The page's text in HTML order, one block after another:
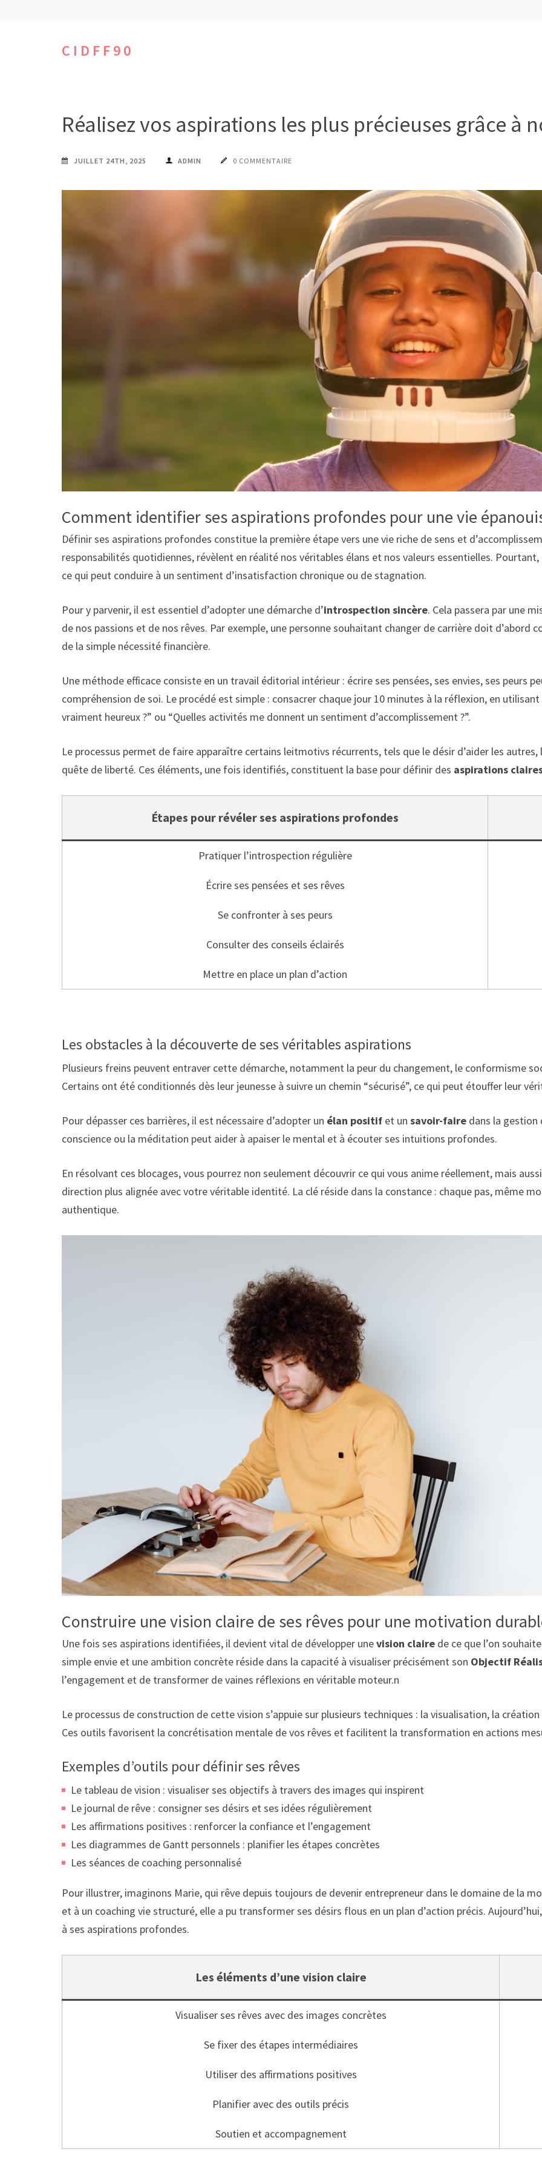
CIDFF90
Réalisez vos aspirations les plus précieuses grâce à
JUILLET 24TH, 2025 ADMIN 0 COMMENTAIRE
Comment identifier ses aspirations profondes pour une vie
Définir ses aspirations profondes constitue la première étape vers une vie riche de sens et
responsabilités quotidiennes, révèlent en réalité nos véritables élans et nos valeurs essentielles.
ce qui peut conduire à un sentiment d’insatisfaction chronique ou de stagnation.
Pour y parvenir, il est essentiel d’adopter une démarche d’introspection sincère. Cela passera par une
de nos passions et de nos rêves. Par exemple, une personne souhaitant changer de carrière doit d’abord
de la simple nécessité financière.
Une méthode efficace consiste en un travail éditorial intérieur : écrire ses pensées, ses envies, ses peurs
compréhension de soi. Le procédé est simple : consacrer chaque jour 10 minutes à la réflexion, en
vraiment heureux ?” ou “Quelles activités me donnent un sentiment d’accomplissement ?”.
Le processus permet de faire apparaître certains leitmotivs récurrents, tels que le désir d’aider les
quête de liberté. Ces éléments, une fois identifiés, constituent la base pour définir des aspirations
Étapes pour révéler ses aspirations profondes
Pratiquer l’introspection régulière
Écrire ses pensées et ses rêves
Se confronter à ses peurs
Consulter des conseils éclairés
Mettre en place un plan d’action
Les obstacles à la découverte de ses véritables aspirations
Plusieurs freins peuvent entraver cette démarche, notamment la peur du changement, le conformisme
Certains ont été conditionnés dès leur jeunesse à suivre un chemin “sécurisé”, ce qui peut étouffer leur
Pour dépasser ces barrières, il est nécessaire d’adopter un élan positif et un savoir-faire dans la gestion
conscience ou la méditation peut aider à apaiser le mental et à écouter ses intuitions profondes.
En résolvant ces blocages, vous pourrez non seulement découvrir ce qui vous anime réellement, mais
direction plus alignée avec votre véritable identité. La clé réside dans la constance : chaque pas, même
authentique.
Construire une vision claire de ses rêves pour une motivation
Une fois ses aspirations identifiées, il devient vital de développer unevision claire de ce que l’on
simple envie et une ambition concrète réside dans la capacité à visualiser précisément son Objectif
l’engagement et de transformer de vaines réflexions en véritable moteur.n
Le processus de construction de cette vision s’appuie sur plusieurs techniques : la visualisation, la
Ces outils favorisent la concrétisation mentale de vos rêves et facilitent la transformation en actions
Exemples d’outils pour définir ses rêves
Le tableau de vision : visualiser ses objectifs à travers des images qui inspirent
Le journal de rêve : consigner ses désirs et ses idées régulièrement
Les affirmations positives : renforcer la confiance et l’engagement
Les diagrammes de Gantt personnels : planifier les étapes concrètes
Les séances de coaching personnalisé
Pour illustrer, imaginons Marie, qui rêve depuis toujours de devenir entrepreneur dans le domaine de la
et à un coaching vie structuré, elle a pu transformer ses désirs flous en un plan d’action précis.
à ses aspirations profondes.
Les éléments d’une vision claire
Visualiser ses rêves avec des images concrètes
Se fixer des étapes intermédiaires
Utiliser des affirmations positives
Planifier avec des outils précis
Soutien et accompagnement